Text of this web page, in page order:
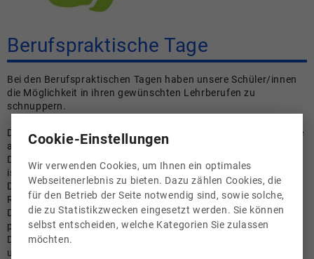
Aktivitäten
Downloads
Kontaktieren
Berufspraktische Tage
Bei den Berufspraktischen Tagen haben unsere Schüler/innen
die Möglichkeit in ihren gewünschten Lehrberufen zu
schnuppern.
Die Betriebe wählen sie sich selbst oder mit Hilfe der Lehrkräfte
aus.
Das wichtigste Auswahlkriterium für einen Schnupperbetrieb
ist, dass er berechtigt ist, Lehrlinge auszubilden.
Die Schüler/innen sind während der Berufspraktischen Tage im
Rahmen der Schule unfallversichert.
Die Aufgabe der Lehrer/innen besteht darin, die Schüler/innen
persönlich in den Betrieben zu betreuen.
Die Berufspraktischen Tage finden in der Regel im September
und November statt.
Cookie-Einstellungen
Wir verwenden Cookies, um Ihnen ein optimales
Webseitenerlebnis zu bieten. Dazu zählen Cookies, die
für den Betrieb der Seite notwendig sind, sowie solche,
die zu Statistikzwecken eingesetzt werden. Sie können
selbst entscheiden, welche Kategorien Sie zulassen
möchten.